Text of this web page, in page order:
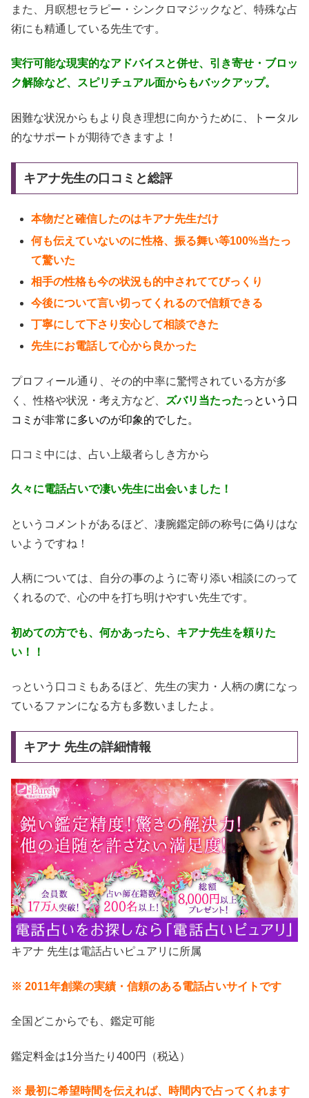
また、月瞑想セラピー・シンクロマジックなど、特殊な占
術にも精通している先生です。
実行可能な現実的なアドバイスと併せ、引き寄せ・ブロッ
ク解除など、スピリチュアル面からもバックアップ。
困難な状況からもより良き理想に向かうために、トータル
的なサポートが期待できますよ！
キアナ先生の口コミと総評
本物だと確信したのはキアナ先生だけ
何も伝えていないのに性格、振る舞い等100%当たっ
て驚いた
相手の性格も今の状況も的中されててびっくり
今後について言い切ってくれるので信頼できる
丁寧にして下さり安心して相談できた
先生にお電話して心から良かった
プロフィール通り、その的中率に驚愕されている方が多
く、性格や状況・考え方など、
ズバリ当たったっという口
コミが非常に多いのが印象的でした。
口コミ中には、占い上級者らしき方から
久々に電話占いで凄い先生に出会いました！
というコメントがあるほど、凄腕鑑定師の称号に偽りはな
いようですね！
人柄については、自分の事のように寄り添い相談にのって
くれるので、心の中を打ち明けやすい先生です。
初めての方でも、何かあったら、キアナ先生を頼りた
い！！
っという口コミもあるほど、先生の実力・人柄の虜になっ
ているファンになる方も多数いましたよ。
キアナ 先生の詳細情報
キアナ 先生は電話占いピュアリに所属
※ 2011年創業の実績・信頼のある電話占いサイトです
全国どこからでも、鑑定可能
鑑定料金は1分当たり400円（税込）
※ 最初に希望時間を伝えれば、時間内で占ってくれます